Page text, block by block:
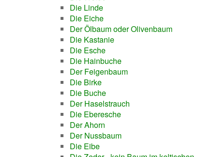
Die Linde
Die Eiche
Der Ölbaum oder Olivenbaum
Die Kastanie
Die Esche
Die Hainbuche
Der Feigenbaum
Die Birke
Die Buche
Der Haselstrauch
Die Eberesche
Der Ahorn
Der Nussbaum
Die Eibe